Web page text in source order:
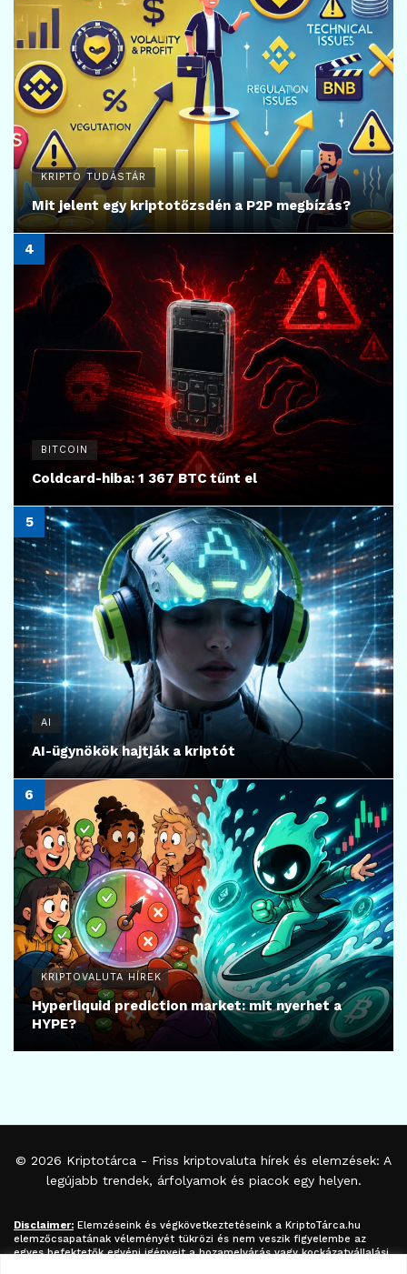
KRIPTO TUDÁSTÁR
Mit jelent egy kriptotőzsdén a P2P megbízás?
BITCOIN
Coldcard-hiba: 1 367 BTC tűnt el
AI
AI-ügynökök hajtják a kriptót
KRIPTOVALUTA HÍREK
Hyperliquid prediction market: mit nyerhet a
HYPE?
© 2026 Kriptotárca - Friss kriptovaluta hírek és elemzések: A
legújabb trendek, árfolyamok és piacok egy helyen.
Disclaimer: Elemzéseink és végkövetkeztetéseink a KriptoTárca.hu
elemzőcsapatának véleményét tükrözi és nem veszik figyelembe az
egyes befektetők egyéni igényeit a hozamelvárás vagy kockázatvállalási